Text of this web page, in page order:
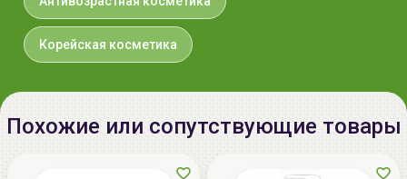
Korea, 351-gil 24, Nambusunhwan-
ro, Gangnam-gu, Seoul
220020 Минск, ул.Радужная 4/1-
136. www.allcosmetics.by, E-mail:
info@allcosmetics.by,
Корейская косметика
Похожие или сопутствующие товары